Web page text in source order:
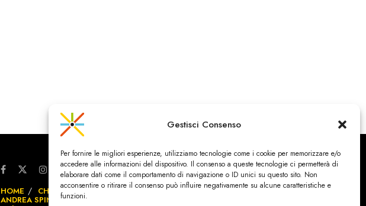
Gestisci Consenso
Per fornire le migliori esperienze, utilizziamo tecnologie come i cookie per memorizzare e/o
accedere alle informazioni del dispositivo. Il consenso a queste tecnologie ci permetterà di
elaborare dati come il comportamento di navigazione o ID unici su questo sito. Non
acconsentire o ritirare il consenso può influire negativamente su alcune caratteristiche e
funzioni.
HOME CHI SIAMO & CONTATTI PRIVACY & COOKIES
ANDREA SPINOSA INGEGNERIA